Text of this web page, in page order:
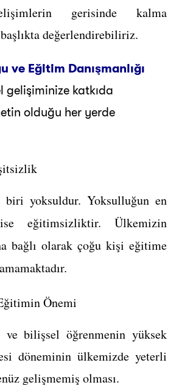
gerisinde kalma
değerlendirebiliriz.
ve Eğitim Danışmanlığı
gelişiminize katkıda
olduğu her yerde
yoksuldur. Yoksulluğun en
eğitimsizliktir. Ülkemizin
bağlı olarak çoğu kişi eğitime
Önemi
bilişsel öğrenmenin yüksek
döneminin ülkemizde yeterli
gelişmemiş olması.